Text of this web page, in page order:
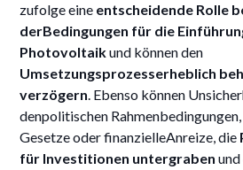
zufolge eine entscheidende Rolle
derBedingungen für die
Photovoltaikund können den
Umsetzungsprozesserheblich
verzögern. Ebenso können
denpolitischen
Gesetze oder finanzielleAnreize, die
für Investitionen untergraben und